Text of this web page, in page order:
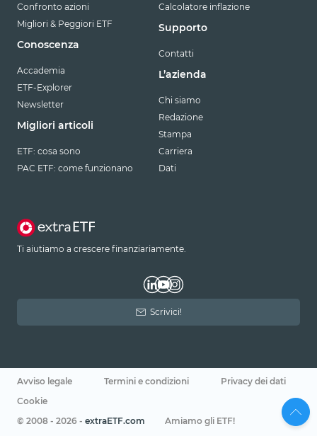
Confronto azioni
Migliori & Peggiori ETF
Conoscenza
Accademia
ETF-Explorer
Newsletter
Migliori articoli
ETF: cosa sono
PAC ETF: come funzionano
Calcolatore inflazione
Supporto
Contatti
L’azienda
Chi siamo
Redazione
Stampa
Carriera
Dati
Ti aiutiamo a crescere finanziariamente.
Scrivici!
Avviso legale Termini e condizioni
Privacy dei dati
Cookie
© 2008 - 2026 - extraETF.com Amiamo gli ETF!